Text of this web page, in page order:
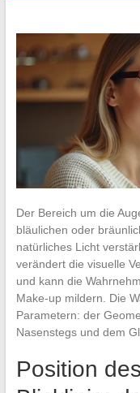
Der Bereich um die
bläulichen oder
natürliches Licht
verändert die visuelle
und kann die
Make-up mildern. Die
Parametern: der
Nasenstegs und dem
Position